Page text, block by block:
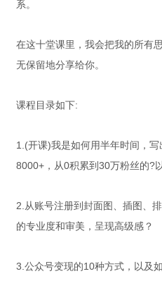
系。
在这十堂课里，我会把我的所有
无保留地分享给你。
课程目录如下:
1.(开课)我是如何用半年时间，
8000+，从0积累到30万粉丝的?
2.从账号注册到封面图、插图、
的专业度和审美，呈现高级感？
3.公众号变现的10种方式，以及